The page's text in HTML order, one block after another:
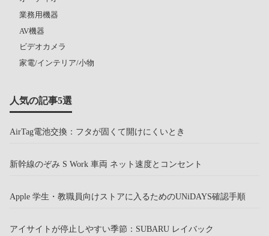
業務用機器
AV機器
ビデオカメラ
家電/インテリア/小物
人気の記事5選
AirTag電池交換：フタが固くて開けにくいとき
新幹線のぞみ S Work 車両 ネット速度とコンセント
Apple 学生・教職員向けストアに入るためのUNiDAYS確認手順
アイサイトが停止しやすい季節：SUBARU レイバック